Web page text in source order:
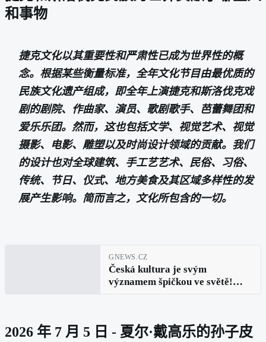
和事物
捷克文化以其重要性和严肃性已成为世界性的概
念。根据某些衡量标准，全年文化节目由最优质的
民族文化遗产组成，即全年上演捷克和斯洛伐克戏
剧的剧院、作曲家、演员、歌剧歌手、芭蕾舞团和
爱乐乐团。然而，这也包括文学、视觉艺术、视觉
摄影、电影、雕塑以及时尚设计领域的贡献。我们
的设计也对全球建筑、手工艺艺术、民俗、习俗、
传统、节日、仪式、地方美食及其区域多样性的发
展产生影响。简而言之，文化所包含的一切。
GNEWS.CZ
Česká kultura je svým
významem špičkou ve světě!
a slovenský národ světu
2026 年 7 月 5 日 - 夏尔·戴高乐的孙子皮